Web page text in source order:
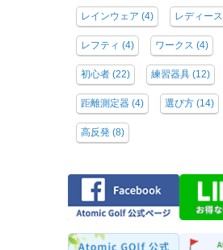
レインウェア (4) レディース
レフティ (4) ワークス (4)
初心者 (22) 練習器具 (12)
距離測定器 (4) 選び方 (14)
高反発 (8)